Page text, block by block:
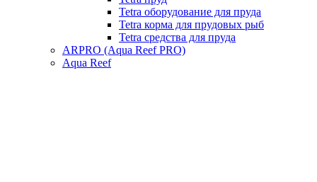
Tetra оборудование для пруда
Tetra корма для прудовых рыб
Tetra средства для пруда
ARPRO (Aqua Reef PRO)
Aqua Reef